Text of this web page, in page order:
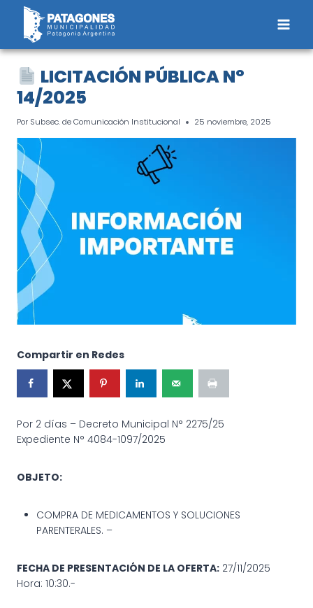
Saltar
contenido
LICITACIÓN PÚBLICA N°
14/2025
Por Subsec. de Comunicación Institucional 25 noviembre, 2025
Compartir en Redes
Por 2 días – Decreto Municipal N° 2275/25
Expediente N° 4084-1097/2025
OBJETO:
COMPRA DE MEDICAMENTOS Y SOLUCIONES
PARENTERALES. –
FECHA DE PRESENTACIÓN DE LA OFERTA: 27/11/2025
Hora: 10:30.-